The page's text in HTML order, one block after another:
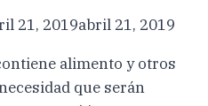
21, 2019abril 21, 2019
alimento y otros
que serán